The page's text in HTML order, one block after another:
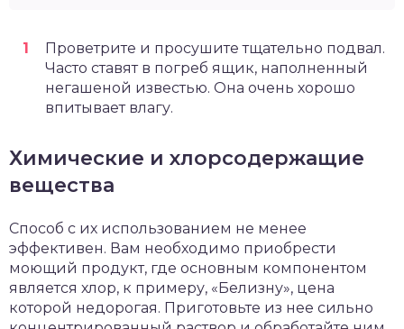
Проветрите и просушите тщательно подвал.
Часто ставят в погреб ящик, наполненный
негашеной известью. Она очень хорошо
впитывает влагу.
Химические и хлорсодержащие
вещества
Способ с их использованием не менее
эффективен. Вам необходимо приобрести
моющий продукт, где основным компонентом
является хлор, к примеру, «Белизну», цена
которой недорогая. Приготовьте из нее сильно